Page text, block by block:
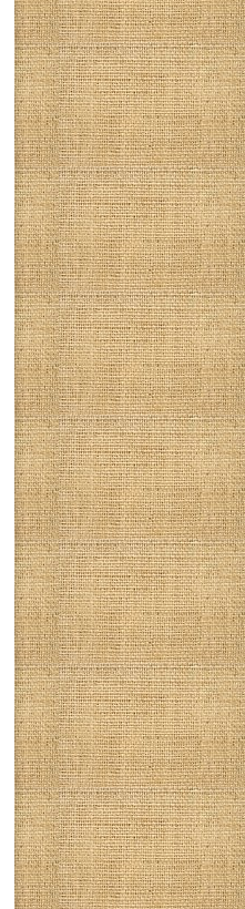
TU
en el Club
en
productivo "no
y Libros con
artesanos y
de
gluten al SIN
Baguettes
Brioche
capacidad
Emmer
Filo